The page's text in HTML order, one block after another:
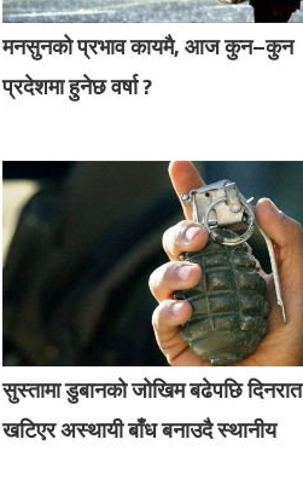
मनसुनको प्रभाव कायमै, आज कुन–कुन
प्रदेशमा हुनेछ वर्षा ?
सुस्तामा डुबानको जोखिम बढेपछि दिनरात
खटिएर अस्थायी बाँध बनाउदै स्थानीय